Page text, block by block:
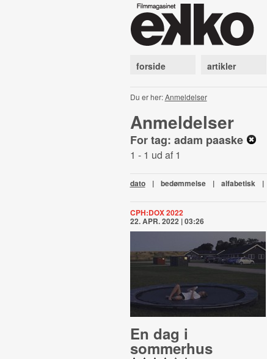
forside artikler
Du er her:Anmeldelser
Anmeldelser
For tag: adam paaske
1 - 1 ud af 1
dato | bedømmelse | alfabetisk |
CPH:DOX 2022
22. APR. 2022 | 03:26
En dag i
sommerhus